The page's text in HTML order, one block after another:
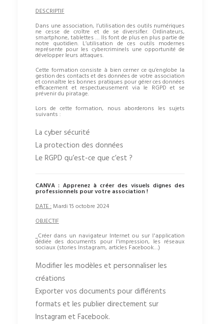
DESCRIPTIF
Dans une association, l’utilisation des outils numériques
ne cesse de croître et de se diversifier. Ordinateurs,
smartphone, tablettes … Ils font de plus en plus partie de
notre quotidien. L’utilisation de ces outils modernes
représente pour les cybercriminels une opportunité de
développer leurs attaques.
Cette formation consiste à bien cerner ce qu’englobe la
gestion des contacts et des données de votre association
et connaître les bonnes pratiques pour gérer ces données
efficacement et respectueusement via le RGPD et se
prévenir du piratage.
Lors de cette formation, nous aborderons les sujets
suivants :
La cyber sécurité
La protection des données
Le RGPD qu’est-ce que c’est ?
CANVA : Apprenez à créer des visuels dignes des
professionnels pour votre association !
DATE :Mardi 15 octobre 2024
OBJECTIF
Créer dans un navigateur Internet ou sur l'application
dédiée des documents pour l'impression, les réseaux
sociaux (stories Instagram, articles Facebook…)
Modifier les modèles et personnaliser les
créations
Exporter vos documents pour différents
formats et les publier directement sur
Instagram et Facebook.